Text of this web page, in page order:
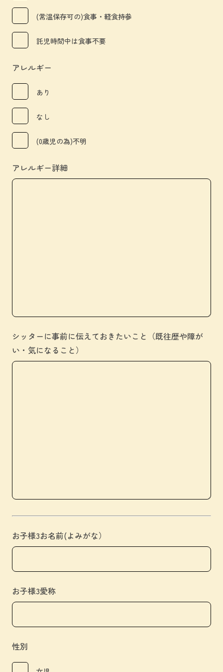
(常温保存可の)食事・軽食持参
託児時間中は食事不要
アレルギー
あり
なし
(0歳児の為)不明
アレルギー詳細
シッターに事前に伝えておきたいこと（既往歴や障が
い・気になること）
お子様3お名前(よみがな）
お子様3愛称
性別